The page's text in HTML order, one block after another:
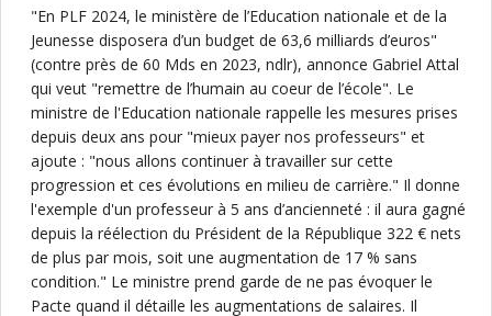
"En PLF 2024, le ministère de l’Education nationale et de la
Jeunesse disposera d’un budget de 63,6 milliards d’euros"
(contre près de 60 Mds en 2023, ndlr), annonce Gabriel Attal
qui veut "remettre de l’humain au coeur de l’école". Le
ministre de l'Education nationale rappelle les mesures prises
depuis deux ans pour "mieux payer nos professeurs" et
ajoute : "nous allons continuer à travailler sur cette
progression et ces évolutions en milieu de carrière." Il donne
l'exemple d'un professeur à 5 ans d’ancienneté : il aura gagné
depuis la réélection du Président de la République 322 € nets
de plus par mois, soit une augmentation de 17 % sans
condition." Le ministre prend garde de ne pas évoquer le
Pacte quand il détaille les augmentations de salaires. Il